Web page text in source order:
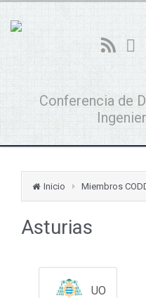
Conferencia de
Inicio Miembros
Asturias
UO